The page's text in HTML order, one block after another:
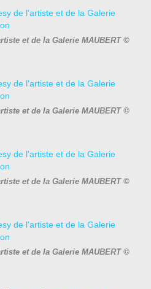
et de la Galerie MAUBERT ©
et de la Galerie MAUBERT ©
et de la Galerie MAUBERT ©
et de la Galerie MAUBERT ©